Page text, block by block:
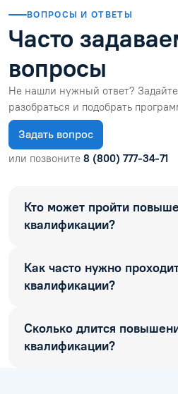
ВОПРОСЫ И ОТВЕТЫ
Часто
вопросы
Не нашли нужный ответ?
разобраться и подобрать
Задать вопрос
или позвоните 8 (800) 777-34-71
Кто может пройти
квалификации?
Как часто нужно
квалификации?
Сколько длится
квалификации?